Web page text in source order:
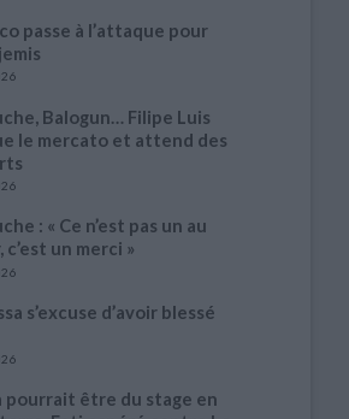
passe à l’attaque pour
Balogun… Filipe Luis
le mercato et attend des
: « Ce n’est pas un au
c’est un merci »
s’excuse d’avoir blessé
pourrait être du stage en